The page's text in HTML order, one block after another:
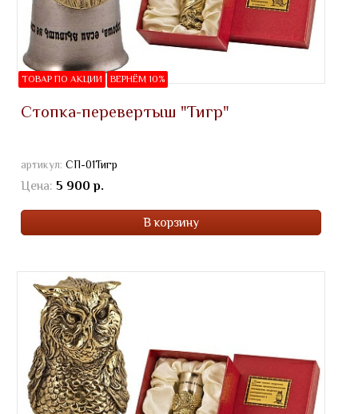
ТОВАР ПО АКЦИИ ВЕРНЁМ 10%
Стопка-перевертыш "Тигр"
артикул: СП-01Тигр
Цена: 5 900 р.
В корзину